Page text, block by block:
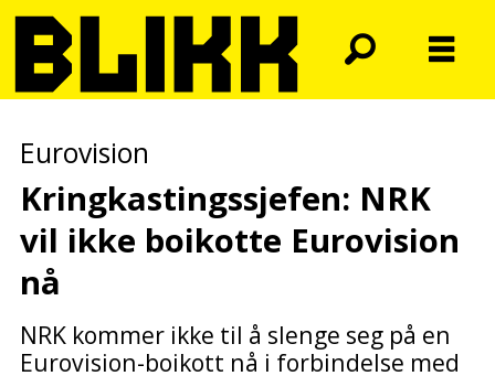
Eurovision
Kringkastingssjefen: NRK
vil ikke boikotte Eurovision
nå
NRK kommer ikke til å slenge seg på en
Eurovision-boikott nå i forbindelse med